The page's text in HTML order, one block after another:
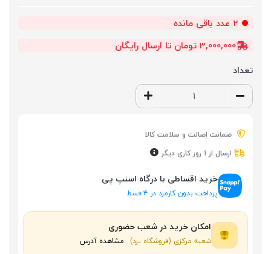
2 عدد باقی مانده
3,000,000 تومان تا ارسال رایگان
تعداد
ضمانت اصالت و سلامت کالا
ارسال از 1 روز کاری دیگر
خرید اقساطی با درگاه اسنپ پی
پرداخت بدون کارمزد در ۴ قسط
امکان خرید در شعب حضوری
شعبه مرکزی (فروشگاه یزد) مشاهده آدرس